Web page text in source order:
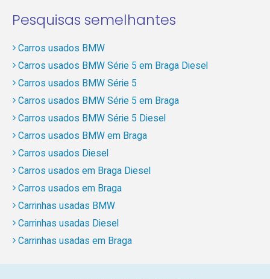
Pesquisas semelhantes
Carros usados BMW
Carros usados BMW Série 5 em Braga Diesel
Carros usados BMW Série 5
Carros usados BMW Série 5 em Braga
Carros usados BMW Série 5 Diesel
Carros usados BMW em Braga
Carros usados Diesel
Carros usados em Braga Diesel
Carros usados em Braga
Carrinhas usadas BMW
Carrinhas usadas Diesel
Carrinhas usadas em Braga